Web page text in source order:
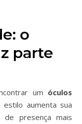
o
parte
um óculos
estilo aumenta sua
de presença mais